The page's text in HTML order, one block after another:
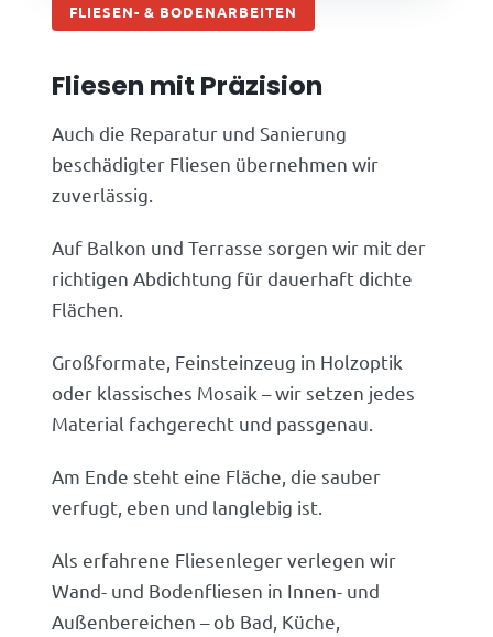
FLIESEN- & BODENARBEITEN
Fliesen mit Präzision
Auch die Reparatur und Sanierung
beschädigter Fliesen übernehmen wir
zuverlässig.
Auf Balkon und Terrasse sorgen wir mit der
richtigen Abdichtung für dauerhaft dichte
Flächen.
Großformate, Feinsteinzeug in Holzoptik
oder klassisches Mosaik – wir setzen jedes
Material fachgerecht und passgenau.
Am Ende steht eine Fläche, die sauber
verfugt, eben und langlebig ist.
Als erfahrene Fliesenleger verlegen wir
Wand- und Bodenfliesen in Innen- und
Außenbereichen – ob Bad, Küche,